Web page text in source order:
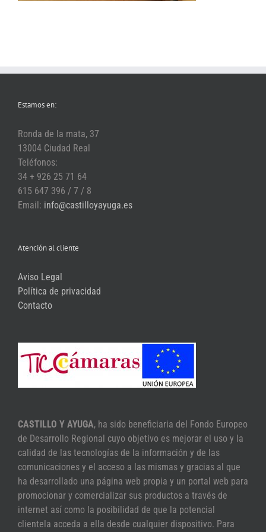
Estamos en:
Ronda de la mata, 37
13004 Ciudad Real
Teléfonos:
34 + 926 25 71 64
615 647 396 / 7 / 8
Email: info@castilloyayuga.es
Atención al cliente
Aviso Legal
Política de privacidad
Contacto
CASTILLO Y AYUGA, ha sido beneficiaria del Fondo Europeo
de Desarrollo Regional cuyo objetivo es mejorar el uso y la
calidad de las tecnologías de la información y de las
comunicaciones y el acceso a las mismas y gracias al que
ha desarrollado una página web propia y un portal web para
promocionar y comercializar sus productos a través de
internet así como la posibilidad de que la potencial
clientela acceda a ella desde cualquier dispositivo. Para